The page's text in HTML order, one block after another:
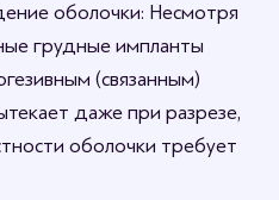
оболочки: Несмотря
грудные импланты
(связанным)
даже при разрезе,
оболочки требует